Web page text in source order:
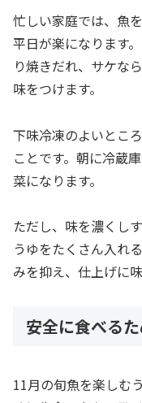
忙しい家庭では、魚
平日が楽になります
り焼きだれ、サケな
味をつけます。
下味冷凍のよいとこ
ことです。朝に冷蔵
菜になります。
ただし、味を濃くし
うゆをたくさん入れ
みを抑え、仕上げに
安全に食べる
11月の旬魚を楽しむ